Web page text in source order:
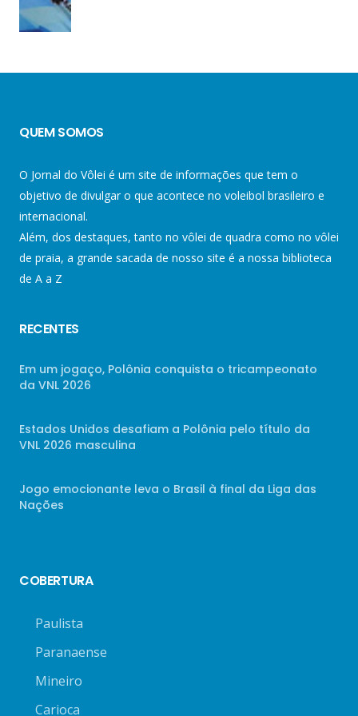
QUEM SOMOS
O Jornal do Vôlei é um site de informações que tem o
objetivo de divulgar o que acontece no voleibol brasileiro e
internacional.
Além, dos destaques, tanto no vôlei de quadra como no vôlei
de praia, a grande sacada de nosso site é a nossa biblioteca
de A a Z
RECENTES
Em um jogaço, Polônia conquista o tricampeonato
da VNL 2026
Estados Unidos desafiam a Polônia pelo título da
VNL 2026 masculina
Jogo emocionante leva o Brasil à final da Liga das
Nações
COBERTURA
Paulista
Paranaense
Mineiro
Carioca